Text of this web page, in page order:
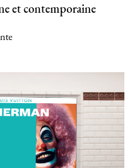
et contemporaine